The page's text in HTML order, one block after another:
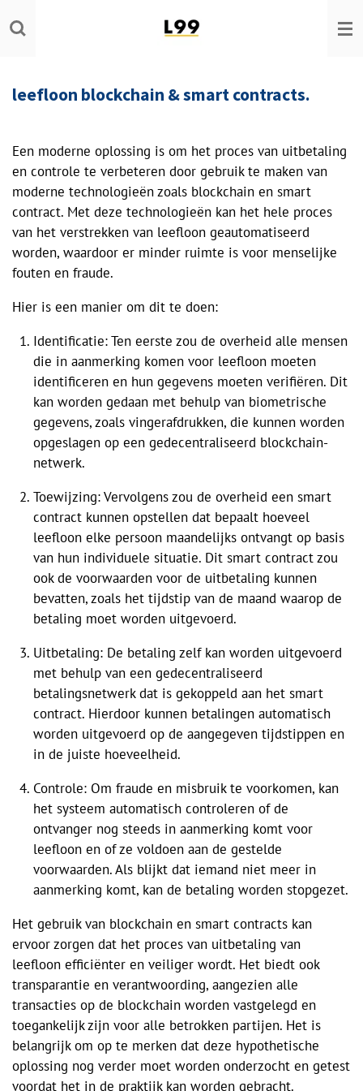
Ga
direct
hoofdinhoud
leefloon blockchain & smart contracts.
Een moderne oplossing is om het proces van uitbetaling
en controle te verbeteren door gebruik te maken van
moderne technologieën zoals blockchain en smart
contract. Met deze technologieën kan het hele proces
van het verstrekken van leefloon geautomatiseerd
worden, waardoor er minder ruimte is voor menselijke
fouten en fraude.
Hier is een manier om dit te doen:
Identificatie: Ten eerste zou de overheid alle mensen
die in aanmerking komen voor leefloon moeten
identificeren en hun gegevens moeten verifiëren. Dit
kan worden gedaan met behulp van biometrische
gegevens, zoals vingerafdrukken, die kunnen worden
opgeslagen op een gedecentraliseerd blockchain-
netwerk.
Toewijzing: Vervolgens zou de overheid een smart
contract kunnen opstellen dat bepaalt hoeveel
leefloon elke persoon maandelijks ontvangt op basis
van hun individuele situatie. Dit smart contract zou
ook de voorwaarden voor de uitbetaling kunnen
bevatten, zoals het tijdstip van de maand waarop de
betaling moet worden uitgevoerd.
Uitbetaling: De betaling zelf kan worden uitgevoerd
met behulp van een gedecentraliseerd
betalingsnetwerk dat is gekoppeld aan het smart
contract. Hierdoor kunnen betalingen automatisch
worden uitgevoerd op de aangegeven tijdstippen en
in de juiste hoeveelheid.
Controle: Om fraude en misbruik te voorkomen, kan
het systeem automatisch controleren of de
ontvanger nog steeds in aanmerking komt voor
leefloon en of ze voldoen aan de gestelde
voorwaarden. Als blijkt dat iemand niet meer in
aanmerking komt, kan de betaling worden stopgezet.
Het gebruik van blockchain en smart contracts kan
ervoor zorgen dat het proces van uitbetaling van
leefloon efficiënter en veiliger wordt. Het biedt ook
transparantie en verantwoording, aangezien alle
transacties op de blockchain worden vastgelegd en
toegankelijk zijn voor alle betrokken partijen. Het is
belangrijk om op te merken dat deze hypothetische
oplossing nog verder moet worden onderzocht en getest
voordat het in de praktijk kan worden gebracht.